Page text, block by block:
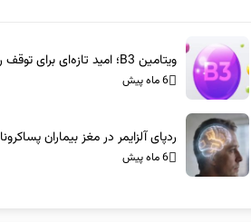
ویتامین B3؛ امید تازه‌ای برای توقف رشد تومورهای مغزی خطرناک
6 ماه پیش
ردپای آلزایمر در مغز بیماران پساکرونا
6 ماه پیش